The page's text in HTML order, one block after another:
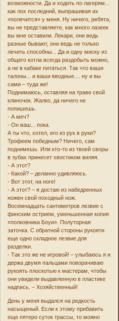
возможности. Да и ходить по лагерям...
как лох последний, выпрашивая их
«полечится» у меня. Ну ничего, ребята,
вы не представляете, как много лазеек
вы мне оставили. Лекари, они ведь
разные бывают, они ведь не только
лечить способны... Да и одну миску из
общего котла всегда раздобыть можно,
а не в кабаке питаться. Так что ваши
талоны... и ваши вводные.... ну и вы
сами – туда же!
Поднимаюсь, оставляя на траве свой
клиночек. Жалко, да ничего не
попишешь.
- А меч?
- Он ваш... пока.
А ты что, хотел, его из рук в руки?
Трофеем победным? Ничего, сам
поднимешь. Или кто-то из твоей своры
в зубах принесет хвостиком виляя.
- А этот?
- Какой? – деланно удивляюсь.
- Вот этот, на ноге!
- А этот? – я достаю из набедренных
ножен свой походный нож.
Восемнадцать сантиметров лезвие с
финским острием, уменьшенная копия
«полковника Боуи». Полуторная
заточка. С обратной стороны рукояти
еще одно складное лезвие для
разделки.
- Так это же не игровой! – улыбаюсь я и
держа двумя пальцами поворачиваю
рукоять плоскотью к мастерам, чтобы
они увидели выдавленную в пластике
надпись. – Хозяйственный!
День у меня выдался на редкость
насыщеный. Если к этому прибавить
еще пятеро суток трассы, то можно